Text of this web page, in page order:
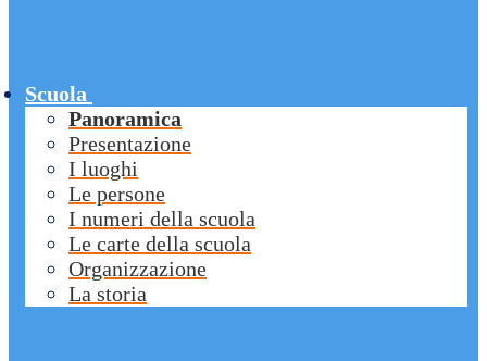
Scuola
Panoramica
Presentazione
I luoghi
Le persone
I numeri della scuola
Le carte della scuola
Organizzazione
La storia